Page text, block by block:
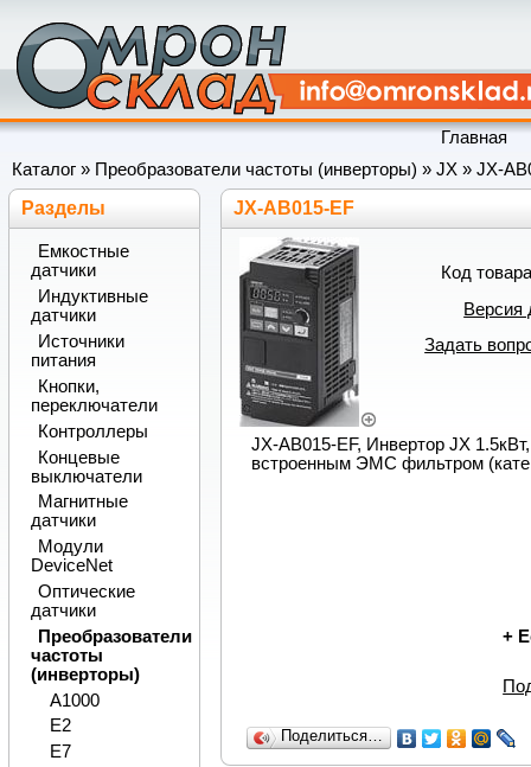
Главная
Каталог » Преобразователи частоты (инверторы) » JX » JX-
JX-AB015-EF
Код
Версия
Задать
JX-AB015-EF, Инвертор JX
встроенным ЭМС фильтром
+
Поделиться…
Разделы
Емкостные
датчики
Индуктивные
датчики
Источники
питания
Кнопки,
переключатели
Контроллеры
Концевые
выключатели
Магнитные
датчики
Модули
DeviceNet
Оптические
датчики
Преобразователи
частоты
(инверторы)
A1000
E2
E7